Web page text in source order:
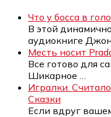
Что у босса в
В этой
аудиокниге
Месть носит
Все готово для
Шикарное
Игралки.
Сказки
Если вдруг